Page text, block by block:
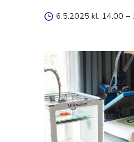
6.5.2025 kl. 14.00 –